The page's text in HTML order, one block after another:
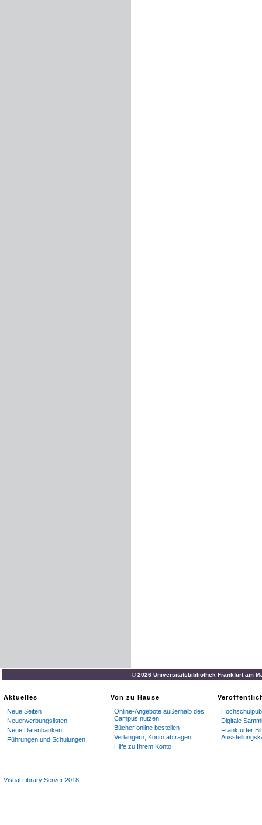
© 2026 Universitätsbibliothek Frankfurt am
Aktuelles
Neue Seiten
Neuerwerbungslisten
Neue Datenbanken
Führungen und Schulungen
Von zu Hause
Online-Angebote außerhalb des
Campus nutzen
Bücher online bestellen
Verlängern, Konto abfragen
Hilfe zu Ihrem Konto
Digitale
Frankfurter
Visual Library Server 2018